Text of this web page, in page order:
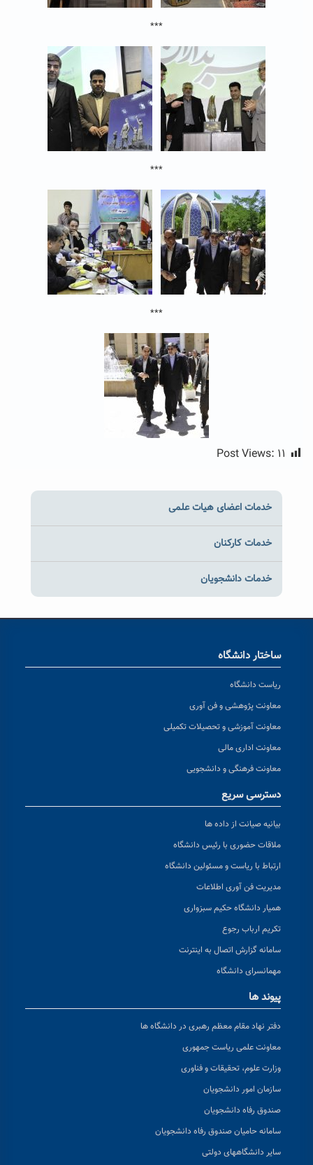
***
***
***
Post Views: ۱۱
خدمات اعضای هیات علمی
خدمات کارکنان
خدمات دانشجویان
ساختار دانشگاه
ریاست دانشگاه
معاونت پژوهشی و فن آوری
معاونت آموزشی و تحصیلات تکمیلی
معاونت اداری مالی
معاونت فرهنگی و دانشجویی
دسترسی سریع
بیانیه صیانت از داده ها
ملاقات حضوری با رئیس دانشگاه
ارتباط با ریاست و مسئولین دانشگاه
مدیریت فن آوری اطلاعات
همیار دانشگاه حکیم سبزواری
تکریم ارباب رجوع
سامانه گزارش اتصال به اینترنت
مهمانسرای دانشگاه
پیوند ها
دفتر نهاد مقام معظم رهبری در دانشگاه ها
معاونت علمی ریاست جمهوری
وزارت علوم، تحقیقات و فناوری
سازمان امور دانشجویان
صندوق رفاه دانشجویان
سامانه حامیان صندوق رفاه دانشجویان
سایر دانشگاههای دولتی